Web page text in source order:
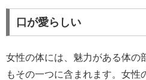
口が愛らしい
女性の体には、魅力がある体の
もその一つに含まれます。女性